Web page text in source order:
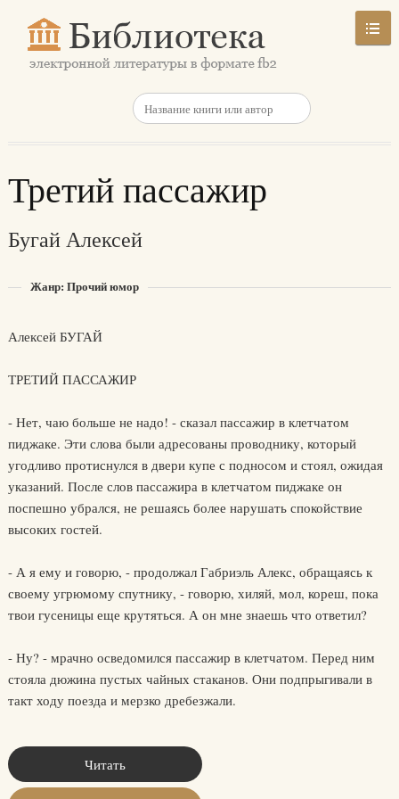
Третий пассажир
Бугай Алексей
Жанр: Прочий юмор
Алексей БУГАЙ
ТРЕТИЙ ПАССАЖИР
- Нет, чаю больше не надо! - сказал пассажир в клетчатом
пиджаке. Эти слова были адресованы проводнику, который
угодливо протиснулся в двери купе с подносом и стоял, ожидая
указаний. После слов пассажира в клетчатом пиджаке он
поспешно убрался, не решаясь более нарушать спокойствие
высоких гостей.
- А я ему и говорю, - продолжал Габриэль Алекс, обращаясь к
своему угрюмому спутнику, - говорю, хиляй, мол, кореш, пока
твои гусеницы еще крутяться. А он мне знаешь что ответил?
- Ну? - мрачно осведомился пассажир в клетчатом. Перед ним
стояла дюжина пустых чайных стаканов. Они подпрыгивали в
такт ходу поезда и мерзко дребезжали.
Читать